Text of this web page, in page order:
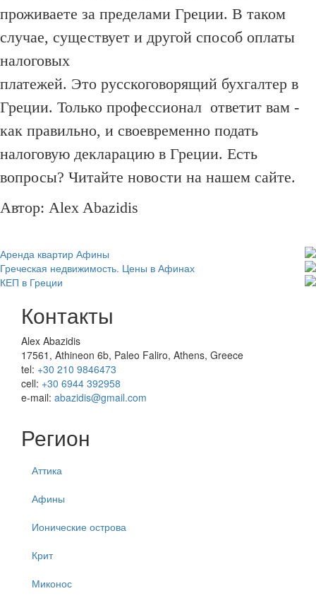
проживаете за пределами Греции. В таком
случае, существует и другой способ оплаты
налоговых
платежей. Это русскоговорящий бухгалтер в
Греции. Только профессионал ответит вам -
как правильно, и своевременно подать
налоговую декларацию в Греции. Есть
вопросы? Читайте новости на нашем сайте.
Автор: Alex Abazidis
Аренда квартир Афины
Греческая недвижимость. Цены в Афинах
КЕП в Греции
Контакты
Alex Abazidis
17561, Athineon 6b, Paleo Faliro, Athens, Greece
tel: +30 210 9846473
cell: +30 6944 392958
e-mail: abazidis@gmail.com
Регион
Аттика
Афины
Ионические острова
Крит
Миконос